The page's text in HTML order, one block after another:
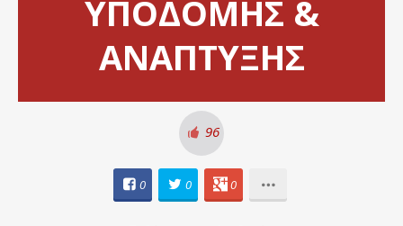
ΥΠΟΔΟΜΗΣ &
ΑΝΑΠΤΥΞΗΣ
96
0 0 0